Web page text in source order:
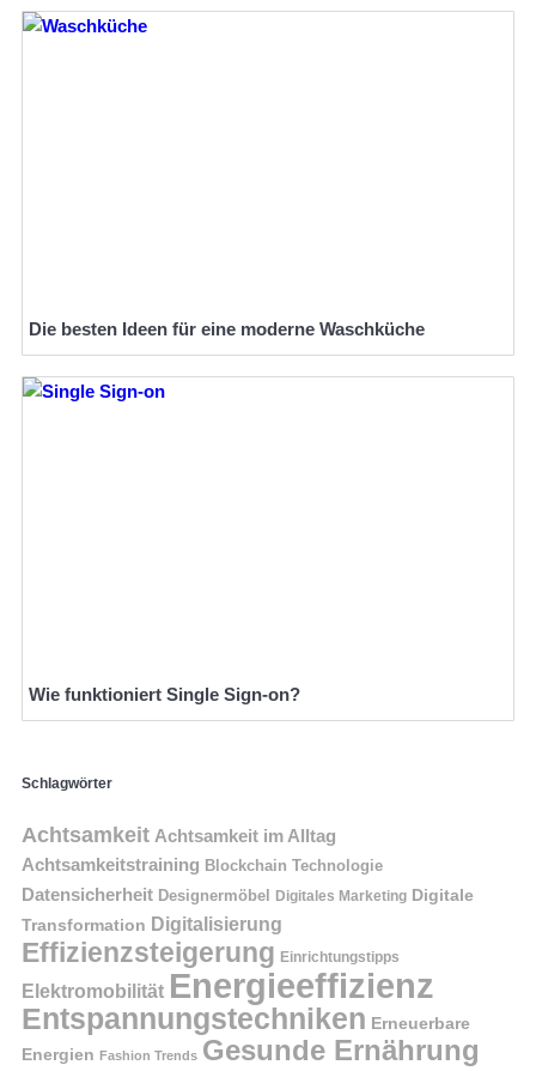
Die besten Ideen für eine moderne Waschküche
Wie funktioniert Single Sign-on?
Schlagwörter
Achtsamkeit Achtsamkeit im Alltag
Achtsamkeitstraining Blockchain Technologie
Datensicherheit Designermöbel Digitales Marketing Digitale
Transformation Digitalisierung
Effizienzsteigerung Einrichtungstipps
Elektromobilität Energieeffizienz
Entspannungstechniken Erneuerbare
Energien Fashion Trends Gesunde Ernährung